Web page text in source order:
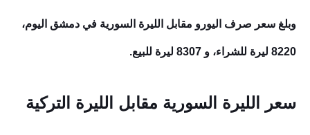
وبلغ سعر صرف اليورو مقابل الليرة السورية في دمشق اليوم،
8220 ليرة للشراء، و 8307 ليرة للبيع.
سعر الليرة السورية مقابل الليرة التركية